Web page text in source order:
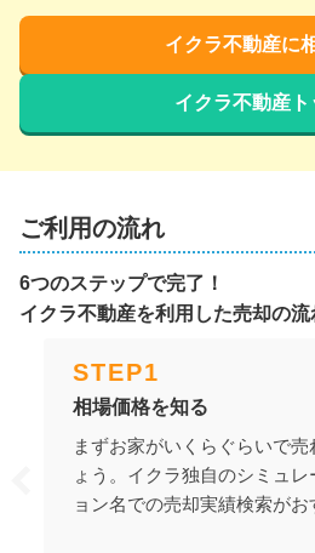
イクラ不動産に
イクラ不動産ト
ご利用の流れ
6つのステップで完了！
イクラ不動産を利用した売却の流
STEP1
相場価格を知る
まずお家がいくらぐらいで
ょう。イクラ独自のシミュ
ョン名での売却実績検索がお